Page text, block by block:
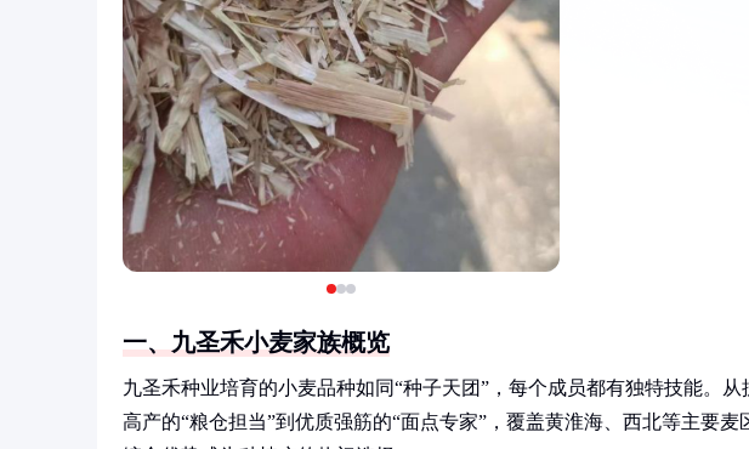
一、九圣禾小麦家族概览
九圣禾种业培育的小麦品种如同“种子天团”，每个成员都有独特技能。从
高产的“粮仓担当”到优质强筋的“面点专家”，覆盖黄淮海、西北等主要